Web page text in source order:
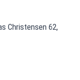
Christensen 62,